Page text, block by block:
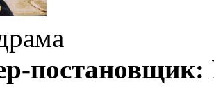
постановщик: